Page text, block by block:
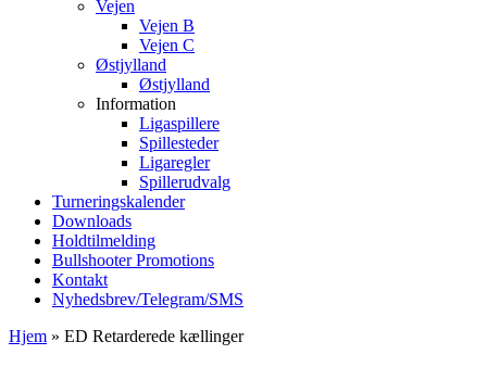
Vejen
Vejen B
Vejen C
Østjylland
Østjylland
Information
Ligaspillere
Spillesteder
Ligaregler
Spillerudvalg
Turneringskalender
Downloads
Holdtilmelding
Bullshooter Promotions
Kontakt
Nyhedsbrev/Telegram/SMS
Hjem » ED Retarderede kællinger